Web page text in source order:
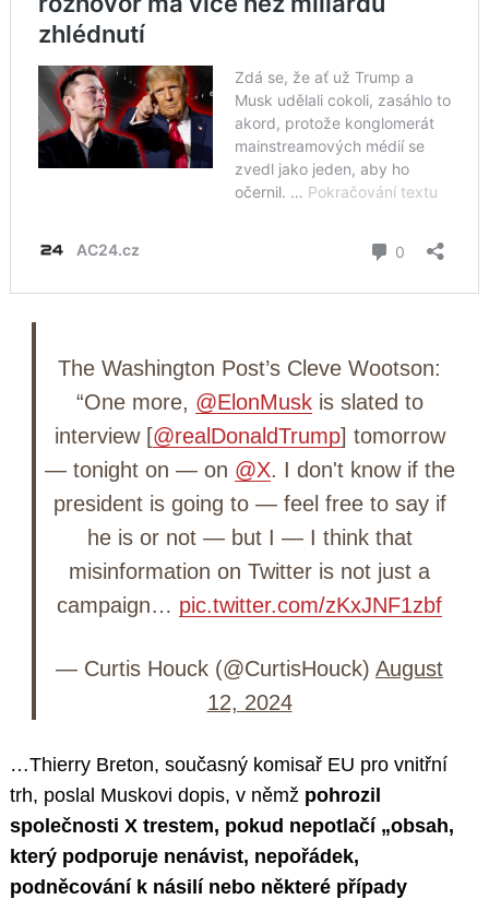
The Washington Post’s Cleve Wootson:
“One more, @ElonMuskis slated to
interview [@realDonaldTrump] tomorrow
— tonight on — on @X. I don't know if the
president is going to — feel free to say if
he is or not — but I — I think that
misinformation on Twitter is not just a
campaign… pic.twitter.com/zKxJNF1zbf
— Curtis Houck (@CurtisHouck) August
12, 2024
…Thierry Breton, současný komisař EU pro vnitřní
trh, poslal Muskovi dopis, v němž pohrozil
společnosti X trestem, pokud nepotlačí „obsah,
který podporuje nenávist, nepořádek,
podněcování k násilí nebo některé případy